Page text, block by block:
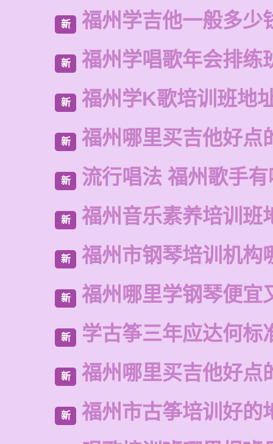
新 福州学吉他一般多少
新 福州学唱歌年会排练
新 福州学K歌培训班地
新 福州哪里买吉他好点
新 流行唱法 福州歌手
新 福州音乐素养培训班
新 福州市钢琴培训机构
新 福州哪里学钢琴便宜
新 学古筝三年应达何标
新 福州哪里买吉他好点
新
福州市古筝培训好的